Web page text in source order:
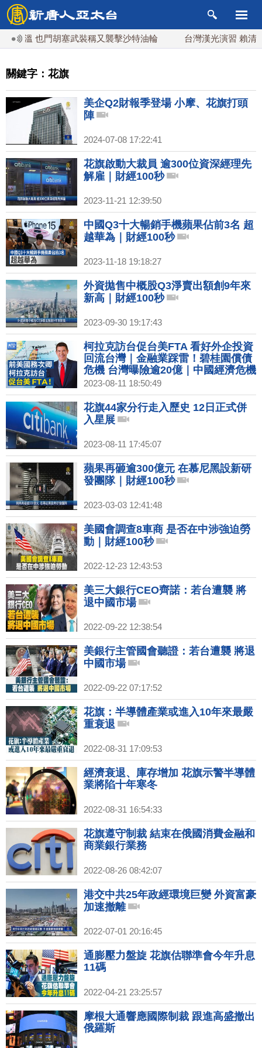
也門胡塞武裝稱又襲擊沙特油輪 台灣漢光演習 賴清德搭
關鍵字：花旗
美企Q2財報季登場 小摩、花旗打頭
陣
2024-07-08 17:22:41
花旗啟動大裁員 逾300位資深經理先
解雇｜財經100秒
2023-11-21 12:39:50
中國Q3十大暢銷手機蘋果佔前3名 超
越華為｜財經100秒
2023-11-18 19:18:27
外資拋售中概股Q3淨賣出額創9年來
新高｜財經100秒
2023-09-30 19:17:43
柯拉克訪台促台美FTA 看好外企投資
回流台灣｜金融業踩雷！碧桂園償債
危機 台灣曝險逾20億｜中國經濟危機
重重 拜登：成定時炸彈危及世界
2023-08-11 18:50:49
花旗44家分行走入歷史 12日正式併
入星展
2023-08-11 17:45:07
蘋果再砸逾300億元 在慕尼黑設新研
發團隊｜財經100秒
2023-03-03 12:41:48
美國會調查8車商 是否在中涉強迫勞
動｜財經100秒
2022-12-23 12:43:53
美三大銀行CEO齊諾：若台遭襲 將
退中國市場
2022-09-22 12:38:54
美銀行主管國會聽證：若台遭襲 將退
中國市場
2022-09-22 07:17:52
花旗：半導體產業或進入10年來最嚴
重衰退
2022-08-31 17:09:53
經濟衰退、庫存增加 花旗示警半導體
業將陷十年寒冬
2022-08-31 16:54:33
花旗遵守制裁 結束在俄國消費金融和
商業銀行業務
2022-08-26 08:42:07
港交中共25年政經環境巨變 外資富豪
加速撤離
2022-07-01 20:16:45
通膨壓力盤旋 花旗估聯準會今年升息
11碼
2022-04-21 23:25:57
摩根大通響應國際制裁 跟進高盛撤出
俄羅斯